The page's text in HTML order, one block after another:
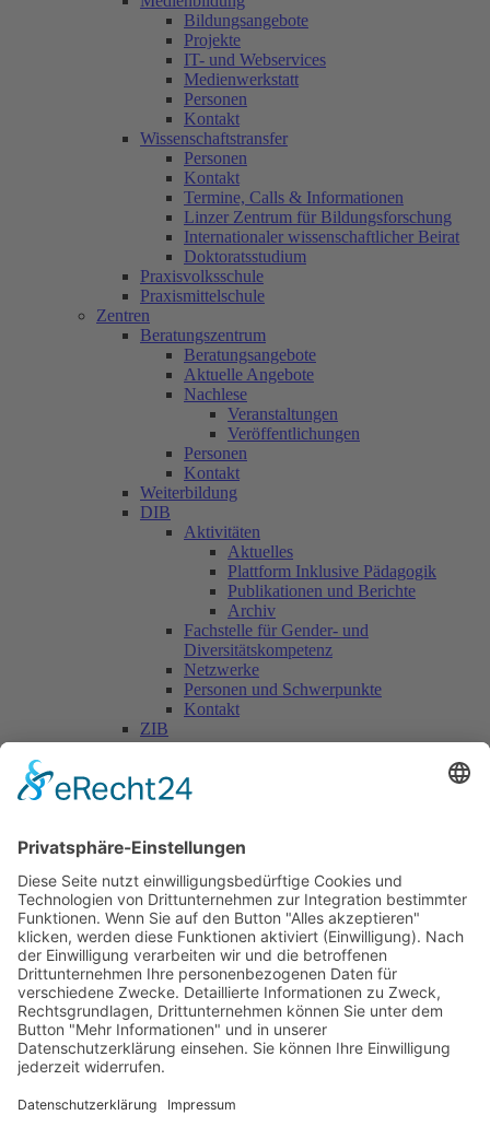
Bildungsangebote
Projekte
IT- und Webservices
Medienwerkstatt
Personen
Kontakt
Wissenschaftstransfer
Personen
Kontakt
Termine, Calls & Informationen
Linzer Zentrum für Bildungsforschung
Internationaler wissenschaftlicher Beirat
Doktoratsstudium
Praxisvolksschule
Praxismittelschule
Zentren
Beratungszentrum
Beratungsangebote
Aktuelle Angebote
Nachlese
Veranstaltungen
Veröffentlichungen
Personen
Kontakt
Weiterbildung
DIB
Aktivitäten
Aktuelles
Plattform Inklusive Pädagogik
Publikationen und Berichte
Archiv
Fachstelle für Gender- und
Diversitätskompetenz
Netzwerke
Personen und Schwerpunkte
Kontakt
ZIB
Päd. Praktische Studien
Personen
Nationale Kooperationen
L.E.V.
Nachlese
Soziales Engagement
Materialien und Links
Personen
Kontakt
ÖKOLOG/PILGRIM
Aktuelles
Materialien & Links
Landes-ARGE-Lehrer:innengesundheit